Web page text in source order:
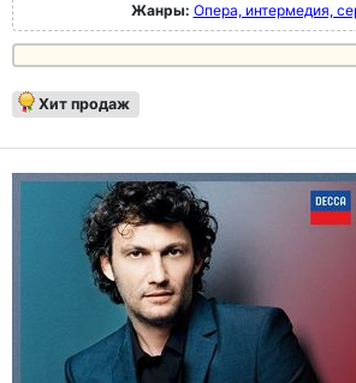
Жанры: Опера, интермедия,
Хит продаж